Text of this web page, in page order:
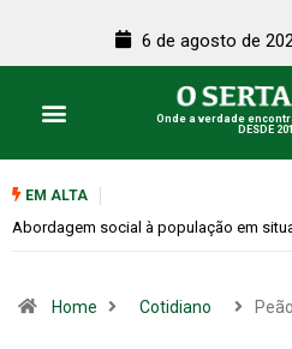
6 de agosto de
Onde a verdade
DESDE
EM ALTA
Cemitérios terão horário especial
Home Cotidiano